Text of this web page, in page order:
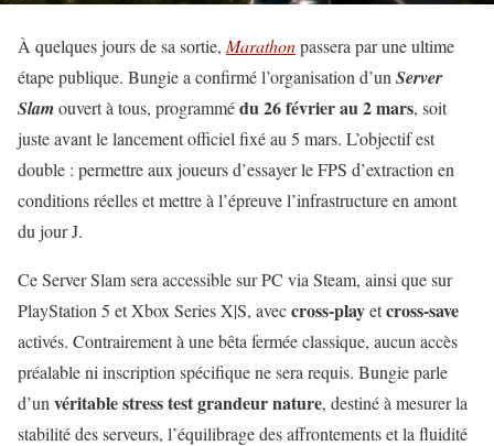
À quelques jours de sa sortie, Marathonpassera par une ultime
étape publique. Bungie a confirmé l’organisation d’un Server
Slamouvert à tous, programmédu 26 février au 2 mars, soit
juste avant le lancement officiel fixé au 5 mars. L’objectif est
double : permettre aux joueurs d’essayer le FPS d’extraction en
conditions réelles et mettre à l’épreuve l’infrastructure en amont
du jour J.
Ce Server Slam sera accessible sur PC via Steam, ainsi que sur
PlayStation 5 et Xbox Series X|S, aveccross-playetcross-save
activés. Contrairement à une bêta fermée classique, aucun accès
préalable ni inscription spécifique ne sera requis. Bungie parle
d’un véritable stress test grandeur nature, destiné à mesurer la
stabilité des serveurs, l’équilibrage des affrontements et la fluidité